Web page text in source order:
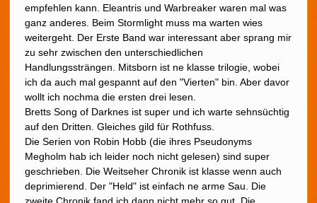
empfehlen kann. Eleantris und Warbreaker waren mal was
ganz anderes. Beim Stormlight muss ma warten wies
weitergeht. Der Erste Band war interessant aber sprang mir
zu sehr zwischen den unterschiedlichen
Handlungssträngen. Mitsborn ist ne klasse trilogie, wobei
ich da auch mal gespannt auf den "Vierten" bin. Aber davor
wollt ich nochma die ersten drei lesen.
Bretts Song of Darknes ist super und ich warte sehnsüchtig
auf den Dritten. Gleiches gild für Rothfuss.
Die Serien von Robin Hobb (die ihres Pseudonyms
Megholm hab ich leider noch nicht gelesen) sind super
geschrieben. Die Weitseher Chronik ist klasse wenn auch
deprimierend. Der "Held" ist einfach ne arme Sau. Die